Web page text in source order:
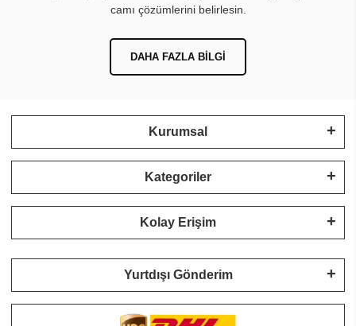
camı çözümlerini belirlesin.
DAHA FAZLA BILGI
Kurumsal
Kategoriler
Kolay Erişim
Yurtdışı Gönderim